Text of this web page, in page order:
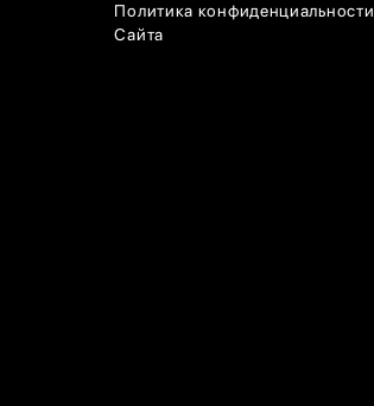
Политика конфиденциальности
Сайта